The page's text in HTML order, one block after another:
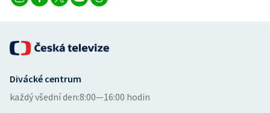
Divácké centrum
každý všední den:8:00—16:00 hodin